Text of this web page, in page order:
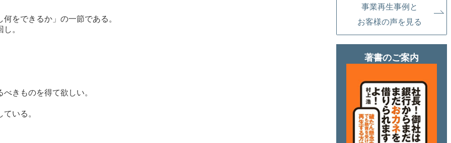
をできるか」の一節である。
。
きものを得て欲しい。
いる。
事業再生事例と
お客様の声を見る
著書のご案内